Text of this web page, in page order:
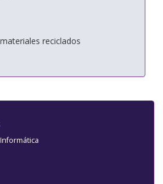
reciclados